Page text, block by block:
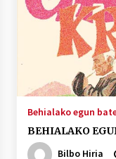
Behialako egun
BEHIALAKO
Bilbo Hiria